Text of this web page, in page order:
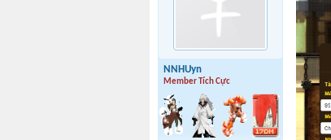
NNHUyn
Member Tích Cực